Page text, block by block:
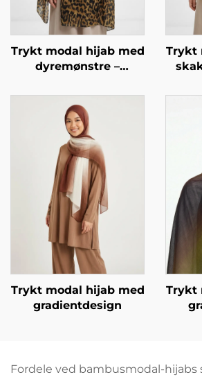
Trykt modal hijab med
dyremønstre –
Trykt
Trykt modal hijab med
gradientdesign
Trykt
Fordele ved bambusmodal-